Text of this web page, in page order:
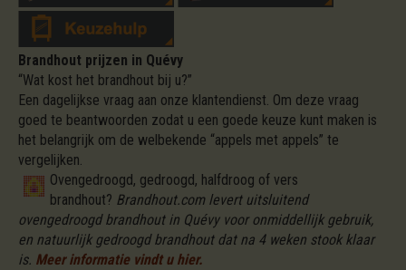
Brandhout prijzen in Quévy
“Wat kost het brandhout bij u?”
Een dagelijkse vraag aan onze klantendienst. Om deze vraag
goed te beantwoorden zodat u een goede keuze kunt maken is
het belangrijk om de welbekende “appels met appels” te
vergelijken.
Ovengedroogd, gedroogd, halfdroog of vers
brandhout? Brandhout.com levert uitsluitend
ovengedroogd brandhout in Quévy voor onmiddellijk gebruik,
en natuurlijk gedroogd brandhout dat na 4 weken stook klaar
is. Meer informatie vindt u hier.